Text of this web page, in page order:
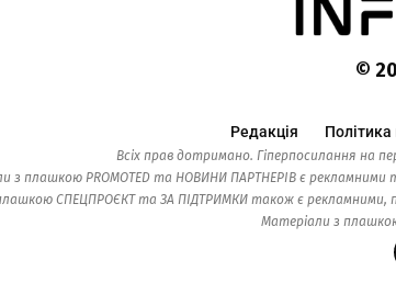
©
Редакція Політика
Всіх прав дотримано. Гіперпосилання на
з плашкою PROMOTED та НОВИНИ ПАРТНЕРІВ є
СПЕЦПРОЄКТ та ЗА ПІДТРИМКИ також є рекламними,
Матеріали з